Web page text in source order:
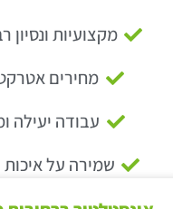
מקצועיות ונסיון
מחירים
עבודה יעילה
שמירה על